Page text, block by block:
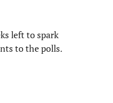
left to spark
to the polls.